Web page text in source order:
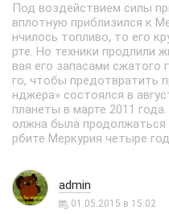
Под воздействием силы
вплотную приблизился к
нчилось топливо, то его
рте. Но техники продлили
вая его запасами сжатого
го, чтобы предотвратить
нджера» состоялся в
планеты в марте 2011
олжна была продолжаться
рбите Меркурия четыре
admin
01.05.2015 в 15:02